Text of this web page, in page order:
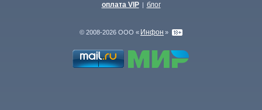
оплата VIP | блог
© 2008-2026 ООО « Инфон »